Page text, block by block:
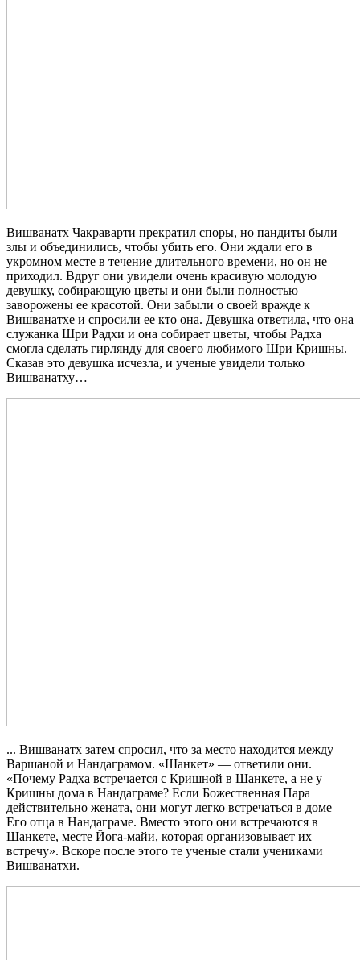
Вишванатх Чакраварти прекратил споры, но пандиты были
злы и объединились, чтобы убить его. Они ждали его в
укромном месте в течение длительного времени, но он не
приходил. Вдруг они увидели очень красивую молодую
девушку, собирающую цветы и они были полностью
заворожены ее красотой. Они забыли о своей вражде к
Вишванатхе и спросили ее кто она. Девушка ответила, что она
служанка Шри Радхи и она собирает цветы, чтобы Радха
смогла сделать гирлянду для своего любимого Шри Кришны.
Сказав это девушка исчезла, и ученые увидели только
Вишванатху…
... Вишванатх затем спросил, что за место находится между
Варшаной и Нандаграмом. «Шанкет» — ответили они.
«Почему Радха встречается с Кришной в Шанкете, а не у
Кришны дома в Нандаграме? Если Божественная Пара
действительно жената, они могут легко встречаться в доме
Его отца в Нандаграме. Вместо этого они встречаются в
Шанкете, месте Йога-майи, которая организовывает их
встречу». Вскоре после этого те ученые стали учениками
Вишванатхи.